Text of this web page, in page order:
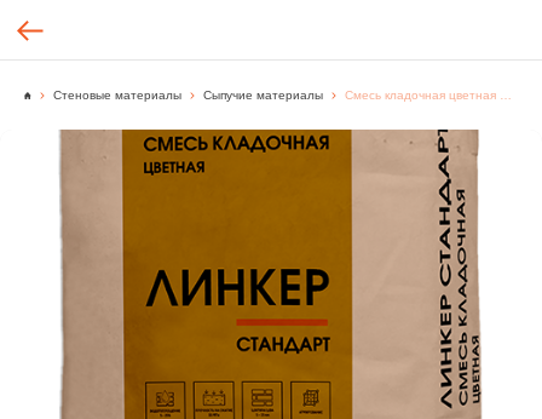
Стеновые материалы Сыпучие материалы